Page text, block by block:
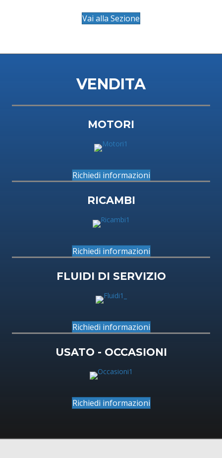
Vai alla Sezione
VENDITA
MOTORI
Richiedi informazioni
RICAMBI
Richiedi informazioni
FLUIDI DI SERVIZIO
Richiedi informazioni
USATO - OCCASIONI
Richiedi informazioni